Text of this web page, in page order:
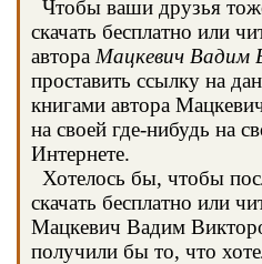
Чтобы ваши друзья
скачать бесплатно или
автора Мацкевич Вадим
проставить ссылку на
книгами автора
на своей где-нибудь на
Интернете.
Хотелось бы, чтобы
скачать бесплатно или
Мацкевич Вадим
получили бы то, что